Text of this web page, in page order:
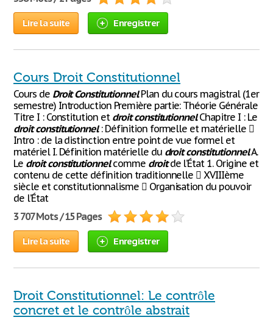
Lire la suite Enregistrer
Cours Droit Constitutionnel
Cours de Droit ConstitutionnelPlan du cours magistral (1er
semestre) Introduction Première partie: Théorie Générale
Titre I : Constitution et droit constitutionnelChapitre I : Le
droit constitutionnel: Définition formelle et matérielle 
Intro : de la distinction entre point de vue formel et
matériel I. Définition matérielle du droit constitutionnelA.
Le droit constitutionnelcomme droitde l’État 1. Origine et
contenu de cette définition traditionnelle  XVIIIème
siècle et constitutionnalisme  Organisation du pouvoir
de l’État
3 707 Mots / 15 Pages
Lire la suite Enregistrer
Droit Constitutionnel: Le contrôle
concret et le contrôle abstrait